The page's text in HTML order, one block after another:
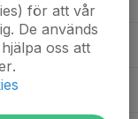
för att vår
De används
oss att